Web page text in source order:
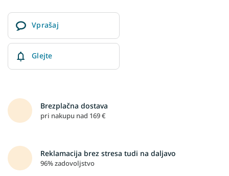
Vprašaj
Glejte
Brezplačna dostava
pri nakupu nad 169 €
Reklamacija brez stresa tudi na daljavo
96% zadovoljstvo